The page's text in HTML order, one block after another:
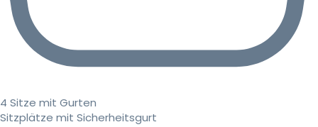
4 Sitze mit Gurten
Sitzplätze mit Sicherheitsgurt